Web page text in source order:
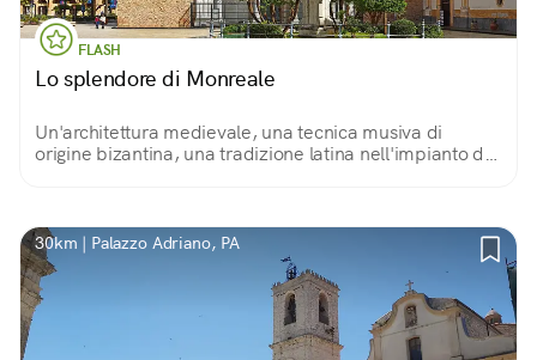
FLASH
Lo splendore di Monreale
Un'architettura medievale, una tecnica musiva di
origine bizantina, una tradizione latina nell'impianto di
30km | Palazzo Adriano, PA